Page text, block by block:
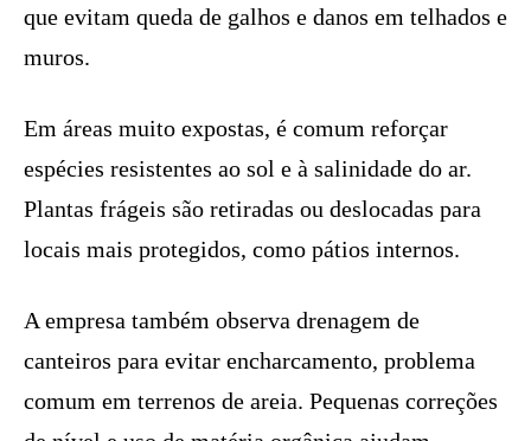
que evitam queda de galhos e danos em telhados e
muros.
Em áreas muito expostas, é comum reforçar
espécies resistentes ao sol e à salinidade do ar.
Plantas frágeis são retiradas ou deslocadas para
locais mais protegidos, como pátios internos.
A empresa também observa drenagem de
canteiros para evitar encharcamento, problema
comum em terrenos de areia. Pequenas correções